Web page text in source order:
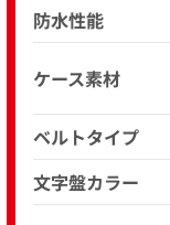
防水性能
ケース素材
ベルトタイプ
文字盤カラー